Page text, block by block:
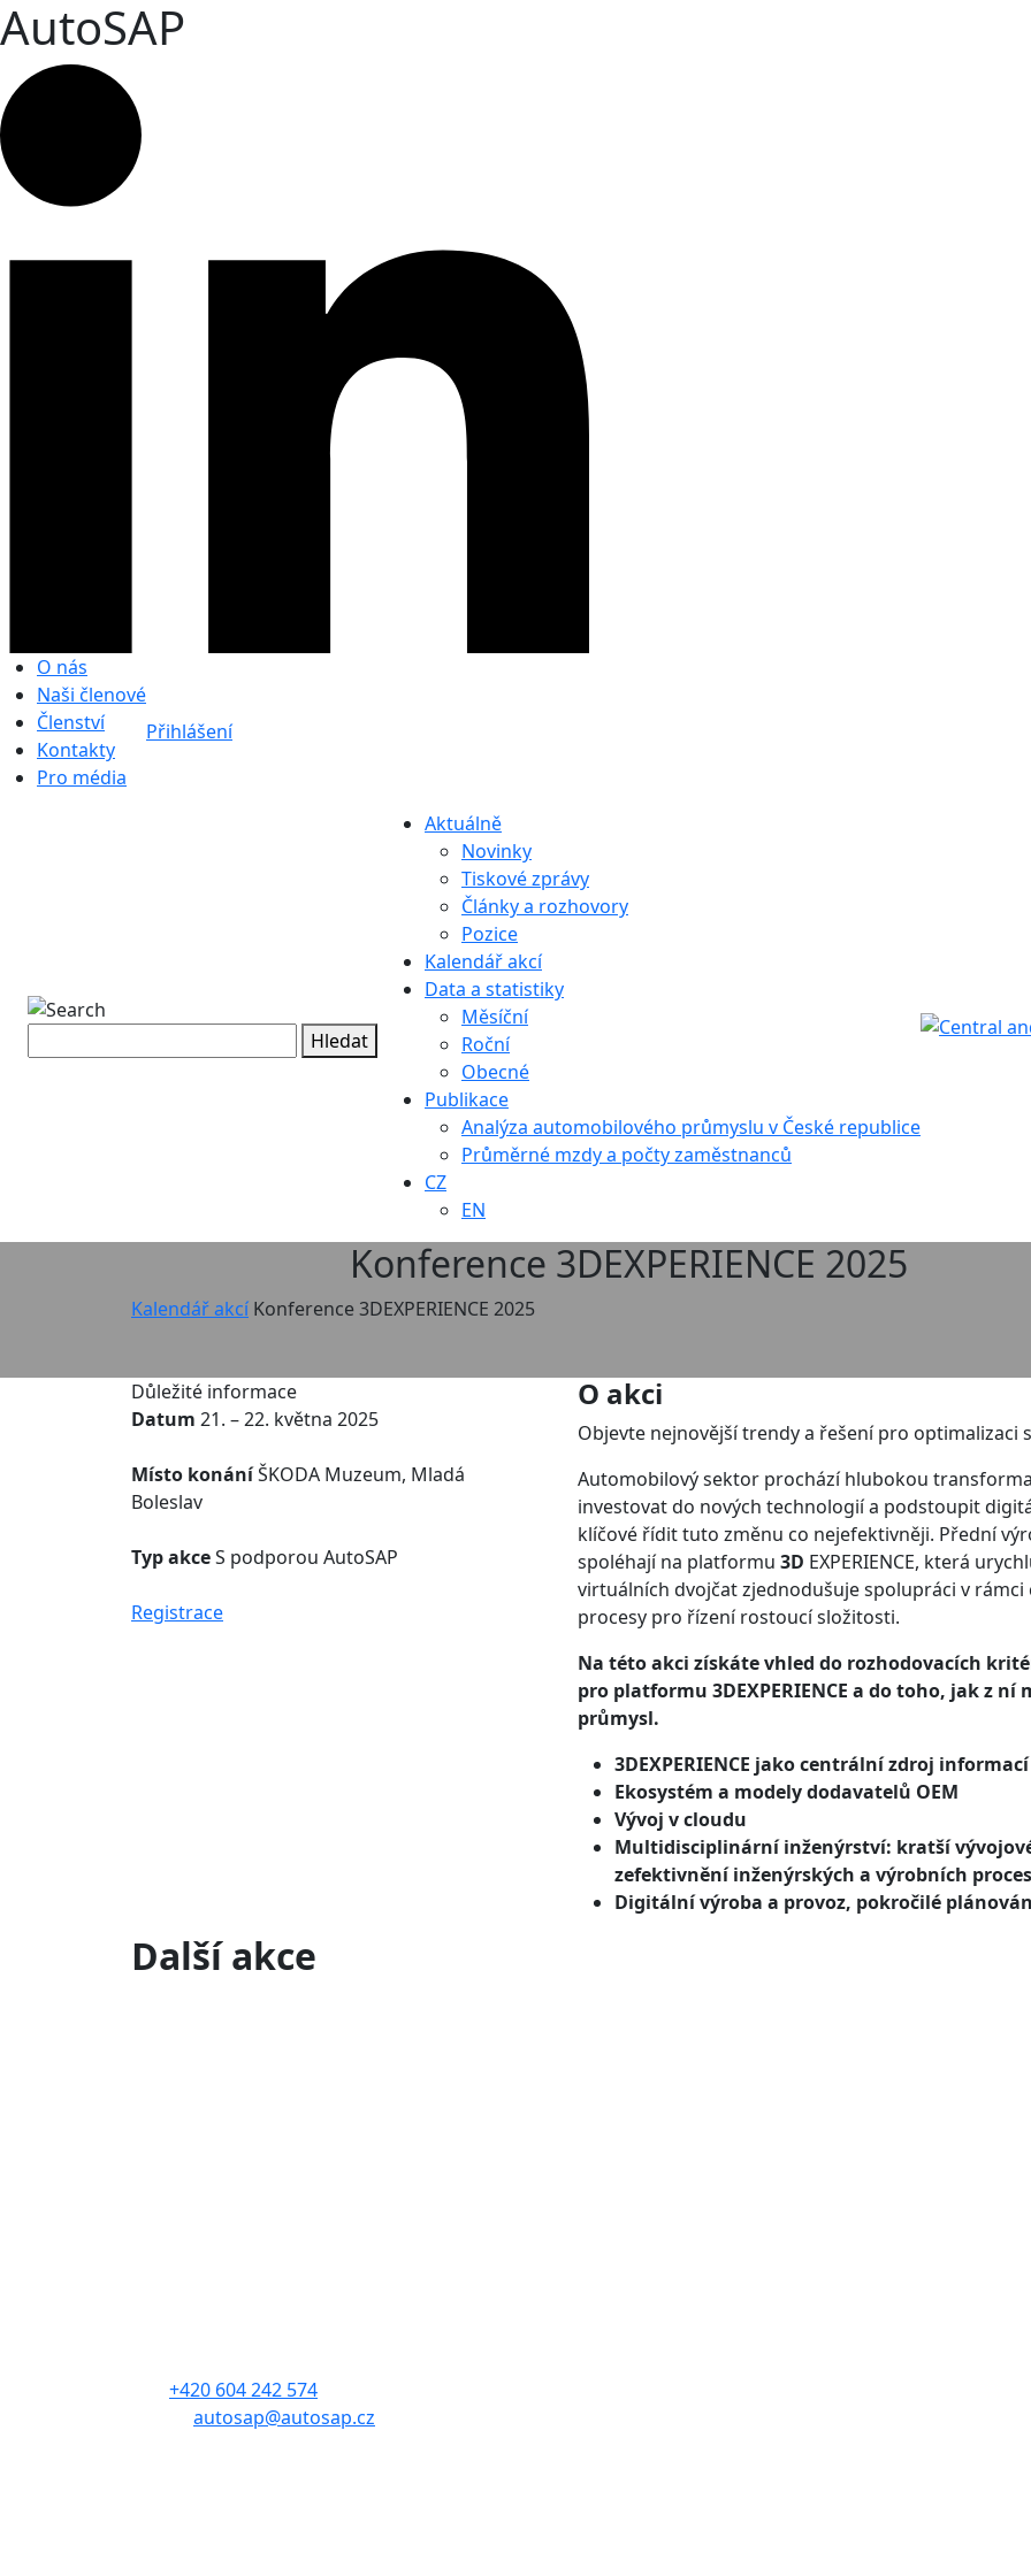
AutoSAP
O nás
Naši členové
Členství
Kontakty
Pro média
Přihlášení
Hledat
Aktuálně
Novinky
Tiskové zprávy
Články a rozhovory
Pozice
Kalendář akcí
Data a statistiky
Měsíční
Roční
Obecné
Publikace
Analýza automobilového průmyslu v České republice
Průměrné mzdy a počty zaměstnanců
CZ
EN
Konference 3DEXPERIENCE 2025
Kalendář akcí Konference 3DEXPERIENCE 2025
Důležité informace
Datum 21. – 22. května 2025
Místo konáníŠKODA Muzeum, Mladá
Boleslav
Typ akceS podporou AutoSAP
Registrace
O akci
Objevte nejnovější trendy a řešení pro optimalizaci
Automobilový sektor prochází hlubokou
investovat do nových technologií a podstoupit
klíčové řídit tuto změnu co nejefektivněji. Přední
spoléhají na platformu 3D EXPERIENCE, která
virtuálních dvojčat zjednodušuje spolupráci v
procesy pro řízení rostoucí složitosti.
Na této akci získáte vhled do rozhodovacích
pro platformu 3DEXPERIENCE a do toho, jak z
průmysl.
3DEXPERIENCE jako centrální zdroj
Ekosystém a modely dodavatelů OEM
Vývoj v cloudu
Multidisciplinární inženýrství: kratší
zefektivnění inženýrských a výrobních
Digitální výroba a provoz, pokročilé
Další akce
+420 604 242 574
autosap@autosap.cz